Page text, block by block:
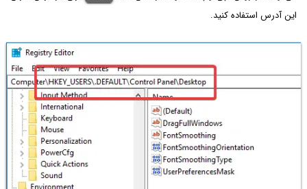
این آدرس استفاده کنید.